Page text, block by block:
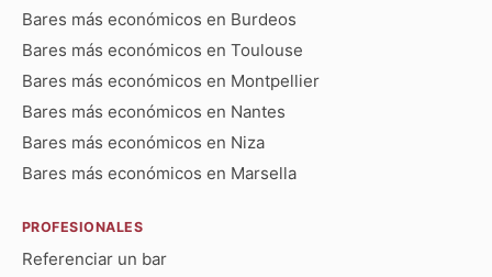
Bares más económicos en Burdeos
Bares más económicos en Toulouse
Bares más económicos en Montpellier
Bares más económicos en Nantes
Bares más económicos en Niza
Bares más económicos en Marsella
PROFESIONALES
Referenciar un bar